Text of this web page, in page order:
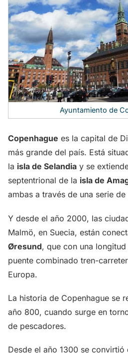
Ayuntamiento de
Copenhague es la capital de
más grande del país. Está
la isla de Selandia y se
septentrional de la isla de
ambas a través de una serie
Y desde el año 2000, las
Malmö, en Suecia, están
Øresund, que con una
puente combinado tren-
Europa.
La historia de Copenhague se
año 800, cuando surge en
de pescadores.
Desde el año 1300 se convirtió